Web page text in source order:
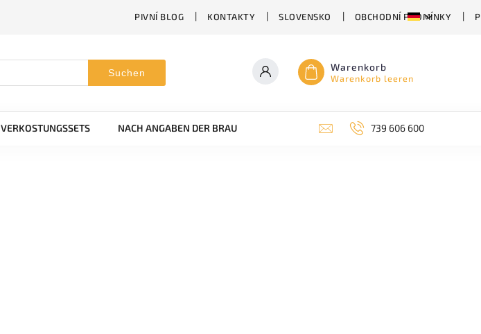
PIVNÍ BLOG KONTAKTY SLOVENSKO OBCHODNÍ PODMÍNKY
Suchen Warenkorb
Warenkorb leeren
VERKOSTUNGSSETS NACH ANGABEN DER BRAUEREI ABHÄNGIG VON DER BIERSORTE
739 606 600